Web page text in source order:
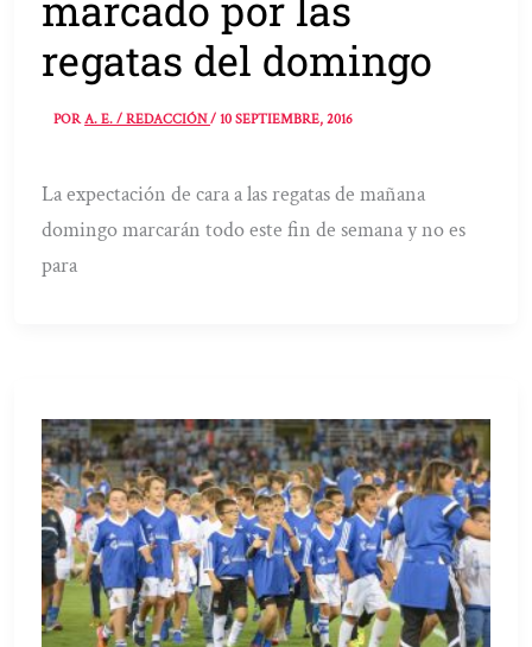
regatas del domingo
PORA. E. / REDACCIÓN/10 SEPTIEMBRE, 2016
La expectación de cara a las regatas de mañana
domingo marcarán todo este fin de semana y no es
para